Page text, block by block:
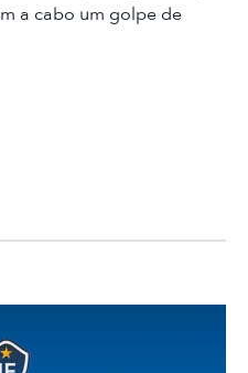
a cabo um golpe de